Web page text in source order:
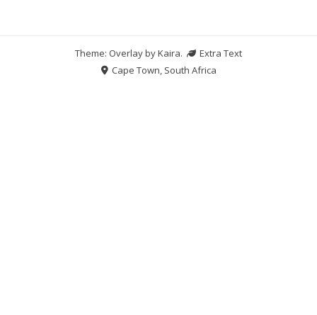
Theme: Overlay byKaira.
Extra Text
Cape Town, South Africa